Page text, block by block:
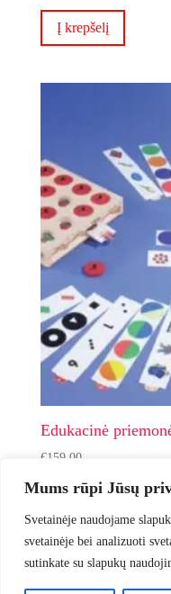
Mums rūpi Jūsų
Svetainėje naudojame
svetainėje bei analizuoti
sutinkate su slapukų
Į krepšelį
Edukacinė
€159.00